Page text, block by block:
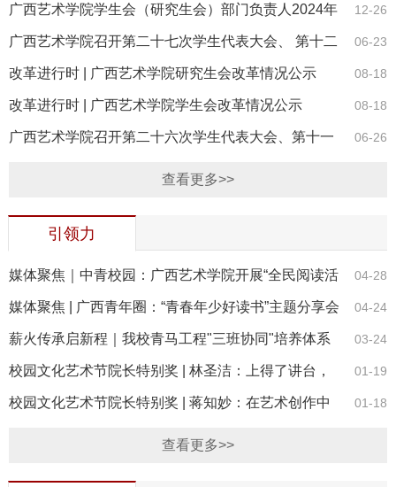
12-26
广西艺术学院学生会（研究生会）部门负责人2024年
秋季学期述职评议会顺利召开 06-23
广西艺术学院召开第二十七次学生代表大会、 第十二
次研究生代表大会 08-18
改革进行时 | 广西艺术学院研究生会改革情况公示
08-18
改革进行时 | 广西艺术学院学生会改革情况公示
06-26
广西艺术学院召开第二十六次学生代表大会、第十一
查看更多>>
引领力
04-28
媒体聚焦｜中青校园：广西艺术学院开展“全民阅读活
动周”暨“青春领读人”主题系列活动 04-24
媒体聚焦 | 广西青年圈：“青春年少好读书”主题分享会
暨“青春领读人”计划广西示范活动成功举办 03-24
薪火传承启新程｜我校青马工程"三班协同"培养体系
正式启航 01-19
校园文化艺术节院长特别奖 | 林圣洁：上得了讲台，
登得了舞台 01-18
校园文化艺术节院长特别奖 | 蒋知妙：在艺术创作中
查看更多>>